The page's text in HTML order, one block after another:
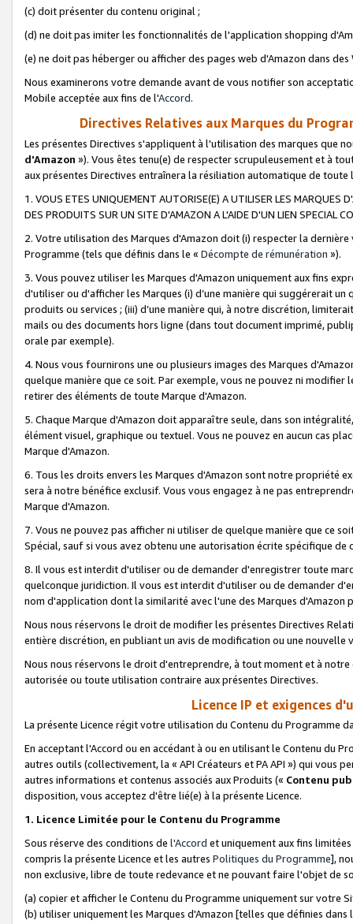
(c) doit présenter du contenu original ;
(d) ne doit pas imiter les fonctionnalités de l'application shopping
(e) ne doit pas héberger ou afficher des pages web d'Amazon dans
Nous examinerons votre demande avant de vous notifier son
Mobile acceptée aux fins de l'Accord.
Directives Relatives aux Marques du
Les présentes Directives s'appliquent à l'utilisation des marques que
d'Amazon »). Vous êtes tenu(e) de respecter scrupuleusement et à
aux présentes Directives entraînera la résiliation automatique de
1. VOUS ETES UNIQUEMENT AUTORISE(E) A UTILISER LES MARQUES
DES PRODUITS SUR UN SITE D'AMAZON A L'AIDE D'UN LIEN SPECIAL
2. Votre utilisation des Marques d'Amazon doit (i) respecter la
Programme (tels que définis dans le « Décompte de rémunération »).
3. Vous pouvez utiliser les Marques d'Amazon uniquement aux fins
d'utiliser ou d'afficher les Marques (i) d’une manière qui suggérerait
produits ou services ; (iii) d’une manière qui, à notre discrétion,
mails ou des documents hors ligne (dans tout document imprimé,
orale par exemple).
4. Nous vous fournirons une ou plusieurs images des Marques
quelque manière que ce soit. Par exemple, vous ne pouvez ni
retirer des éléments de toute Marque d'Amazon.
5. Chaque Marque d'Amazon doit apparaître seule, dans son
élément visuel, graphique ou textuel. Vous ne pouvez en aucun cas
Marque d'Amazon.
6. Tous les droits envers les Marques d'Amazon sont notre propriété
sera à notre bénéfice exclusif. Vous vous engagez à ne pas
Marque d'Amazon.
7. Vous ne pouvez pas afficher ni utiliser de quelque manière que ce
Spécial, sauf si vous avez obtenu une autorisation écrite spécifique de
8. Il vous est interdit d'utiliser ou de demander d'enregistrer toute
quelconque juridiction. Il vous est interdit d'utiliser ou de demander
nom d'application dont la similarité avec l'une des Marques
Nous nous réservons le droit de modifier les présentes Directives
entière discrétion, en publiant un avis de modification ou une nouvelle
Nous nous réservons le droit d'entreprendre, à tout moment et à
autorisée ou toute utilisation contraire aux présentes Directives.
Licence IP et exigences
La présente Licence régit votre utilisation du Contenu du Programme
En acceptant l'Accord ou en accédant à ou en utilisant le Contenu du
autres outils (collectivement, la « API Créateurs et PA API ») qui vous
autres informations et contenus associés aux Produits (« Contenu
disposition, vous acceptez d'être lié(e) à la présente Licence.
1. Licence Limitée pour le Contenu du Programme
Sous réserve des conditions de l'Accord et uniquement aux fins
compris la présente Licence et les autres Politiques du Programme],
non exclusive, libre de toute redevance et ne pouvant faire l'objet de
(a) copier et afficher le Contenu du Programme uniquement sur votre
(b) utiliser uniquement les Marques d'Amazon [telles que définies dans